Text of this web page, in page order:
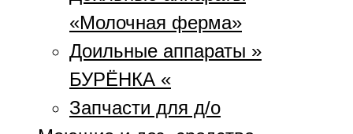
«Молочная ферма»
Доильные аппараты »
БУРЁНКА «
Запчасти для д/о